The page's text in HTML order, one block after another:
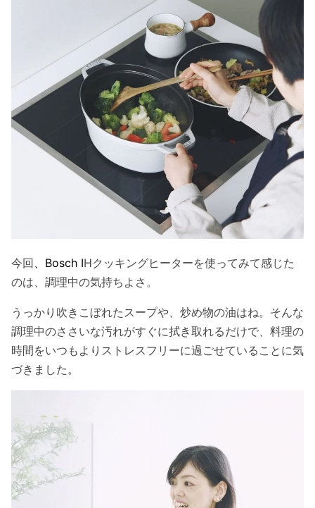
今回 、Bosch IHクッキングヒーターを使ってみて感じた
のは、調理中の気持ちよさ。
うっかり吹きこぼれたスープや、炒め物の油はね。そんな
調理中のささいな汚れがすぐに拭き取れるだけで、料理の
時間をいつもよりストレスフリーに過ごせていることに気
づきました。